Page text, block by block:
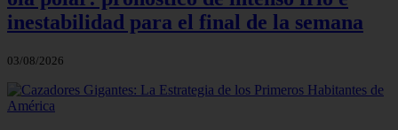
inestabilidad para el final de la semana
03/08/2026